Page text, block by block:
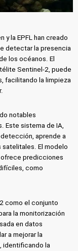
y la EPFL han creado
detectar la presencia
los océanos. El
Sentinel-2, puede
facilitando la limpieza
notables
Este sistema de IA,
aprende a
El modelo
predicciones
como
como el conjunto
la monitorización
en datos
a mejorar la
identificando la